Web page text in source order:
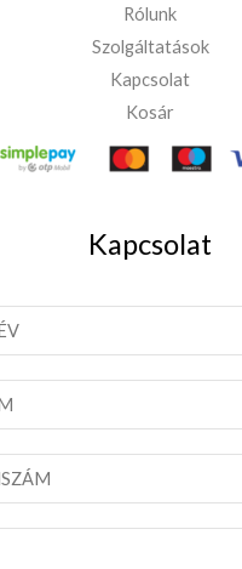
Rólunk
Szolgáltatások
Kapcsolat
Kosár
Kapcsolat